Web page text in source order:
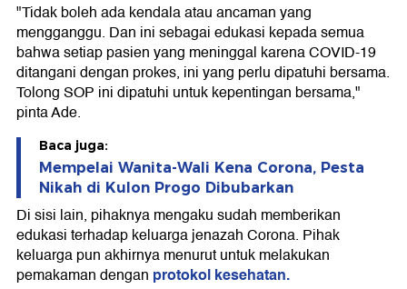
"Tidak boleh ada kendala atau ancaman yang
mengganggu. Dan ini sebagai edukasi kepada semua
bahwa setiap pasien yang meninggal karena COVID-19
ditangani dengan prokes, ini yang perlu dipatuhi bersama.
Tolong SOP ini dipatuhi untuk kepentingan bersama,"
pinta Ade.
Baca juga:
Mempelai Wanita-Wali Kena Corona, Pesta
Nikah di Kulon Progo Dibubarkan
Di sisi lain, pihaknya mengaku sudah memberikan
edukasi terhadap keluarga jenazah Corona. Pihak
keluarga pun akhirnya menurut untuk melakukan
pemakaman dengan protokol kesehatan.